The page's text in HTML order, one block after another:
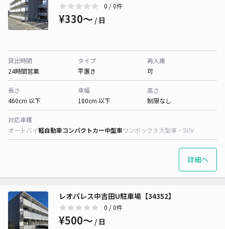
0 / 0件
¥330〜 / 日
貸出時間
24時間営業
タイプ
平置き
再入庫
可
長さ
460cm 以下
車幅
180cm 以下
高さ
制限なし
対応車種
オートバイ軽自動車コンパクトカー中型車ワンボックス大型車・SUV
詳細へ
レオパレス中吉田U駐車場【34352】
0 / 0件
¥500〜 / 日